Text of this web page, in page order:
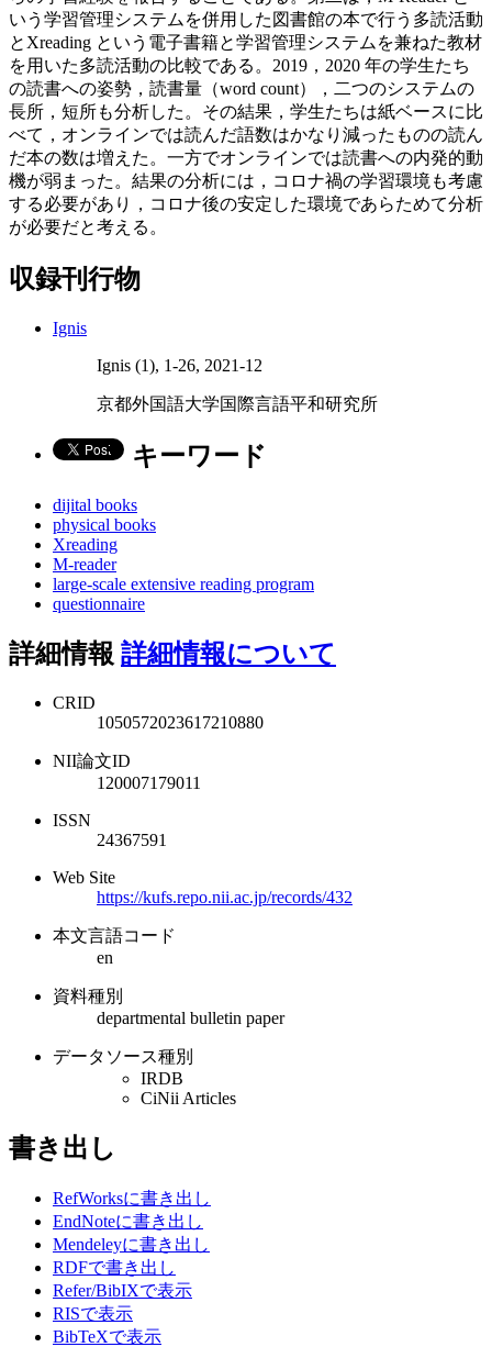
いう学習管理システムを併用した図書館の本で行う多読活動
とXreading という電子書籍と学習管理システムを兼ねた教材
を用いた多読活動の比較である。2019，2020 年の学生たち
の読書への姿勢，読書量（word count），二つのシステムの
長所，短所も分析した。その結果，学生たちは紙ベースに比
べて，オンラインでは読んだ語数はかなり減ったものの読ん
だ本の数は増えた。一方でオンラインでは読書への内発的動
機が弱まった。結果の分析には，コロナ禍の学習環境も考慮
する必要があり，コロナ後の安定した環境であらためて分析
が必要だと考える。
収録刊行物
Ignis
Ignis (1), 1-26, 2021-12
京都外国語大学国際言語平和研究所
キーワード
dijital books
physical books
Xreading
M-reader
large-scale extensive reading program
questionnaire
詳細情報 詳細情報について
CRID
1050572023617210880
NII論文ID
120007179011
ISSN
24367591
Web Site
https://kufs.repo.nii.ac.jp/records/432
本文言語コード
en
資料種別
departmental bulletin paper
データソース種別
IRDB
CiNii Articles
書き出し
RefWorksに書き出し
EndNoteに書き出し
Mendeleyに書き出し
RDFで書き出し
Refer/BibIXで表示
RISで表示
BibTeXで表示